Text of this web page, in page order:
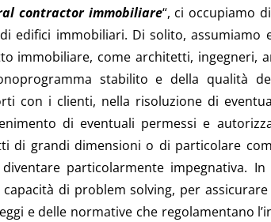
contractor immobiliare“, ci occupiamo
edifici immobiliari. Di solito,
immobiliare, come architetti, ingegneri,
stabilito e della qualità
con i clienti, nella risoluzione di
di eventuali permessi e
di grandi dimensioni o di particolare
particolarmente impegnativa.
di problem solving, per
e delle normative che regolamentano